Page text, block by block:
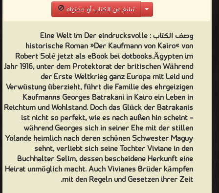
sondern die gesamte Existenz der Batrakanis in größte Gefahr …
Jetzt als eBook kaufen und genieß Der faszinierende Ägypten-
Roman »Der Kaufmann von Kairo« von Bestsellerautor Robert
Solé wir die Leserinnen und Leser von Alaa Al-Aswani und
Bestsellerautor Jeffrey Archer gleichermaßen begeistern. Wer
liest, hat mehr vom dotbooks – der eBook-Verlag.
روبير سوليه - روبرت سوليه (مواليد 1946) صحفي وروائي فرنسي من
أصل مصري. ولد سوليه في القاهرة عام 1946، ثم انتقل إلى فرنسا في
سن 18 عاما. وقد شغل منصب أمين المظالم في صحيفة لوموند
الباريسية . تشمل أعماله الروائية "الطربوش" (الحائز على جائزة البحر
الأبيض المتوسط ​​عام 1992) و "المملوكة" . ❰ له مجموعة من الإنجازات
والمؤلفات أبرزها ❞ مزاج ❝ ❞ مصر ولع فرنسي ❝ ❞ قاموس عاشق لمصر
❝ الناشرين : ❞ المركز القومي للترجمة ❝ ❱
من كتب تاريخ مصر - مكتبة كتب التاريخ.
تبليغ عن الكتاب أو محتواه
وصف الكتاب :Eine Welt im Der eindrucksvolle
historische Roman »Der Kaufmann von Kairo« von
Robert Solé jetzt als eBook bei dotbooks.Ägypten im
Jahr 1916, unter dem Protektorat der britischen Während
der Erste Weltkrieg ganz Europa mit Leid und
Verwüstung überzieht, führt die Familie des ehrgeizigen
Kaufmanns Georges Batrakani in Kairo ein Leben in
Reichtum und Wohlstand. Doch das Glück der Batrakanis
ist nicht so perfekt, wie es nach außen hin scheint –
während Georges sich in seiner Ehe mit der stillen
Yolande heimlich nach deren schönen Schwester Maguy
sehnt, verliebt sich seine Tochter Viviane in den
Buchhalter Selim, dessen bescheidene Herkunft eine
Heirat unmöglich macht. Auch Vivianes Brüder kämpfen
mit den Regeln und Gesetzen ihrer Zeit.